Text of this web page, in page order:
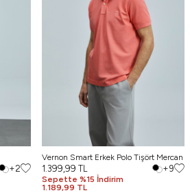
+2
Vernon Smart Erkek Polo Tişört Mercan
1.399,99 TL
Sepette %15 İndirim
1.189,99 TL
+9